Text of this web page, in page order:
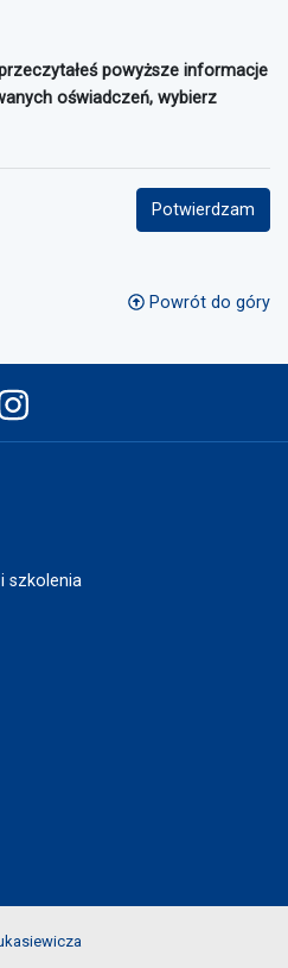
powyższe informacje
oświadczeń, wybierz
Potwierdzam
Powrót do góry
szkolenia